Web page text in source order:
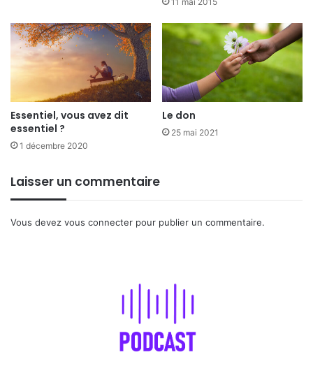
Essentiel, vous avez dit
essentiel ?
1 décembre 2020
Le don
25 mai 2021
Laisser un commentaire
Vous devez vous connecter pour publier un commentaire.